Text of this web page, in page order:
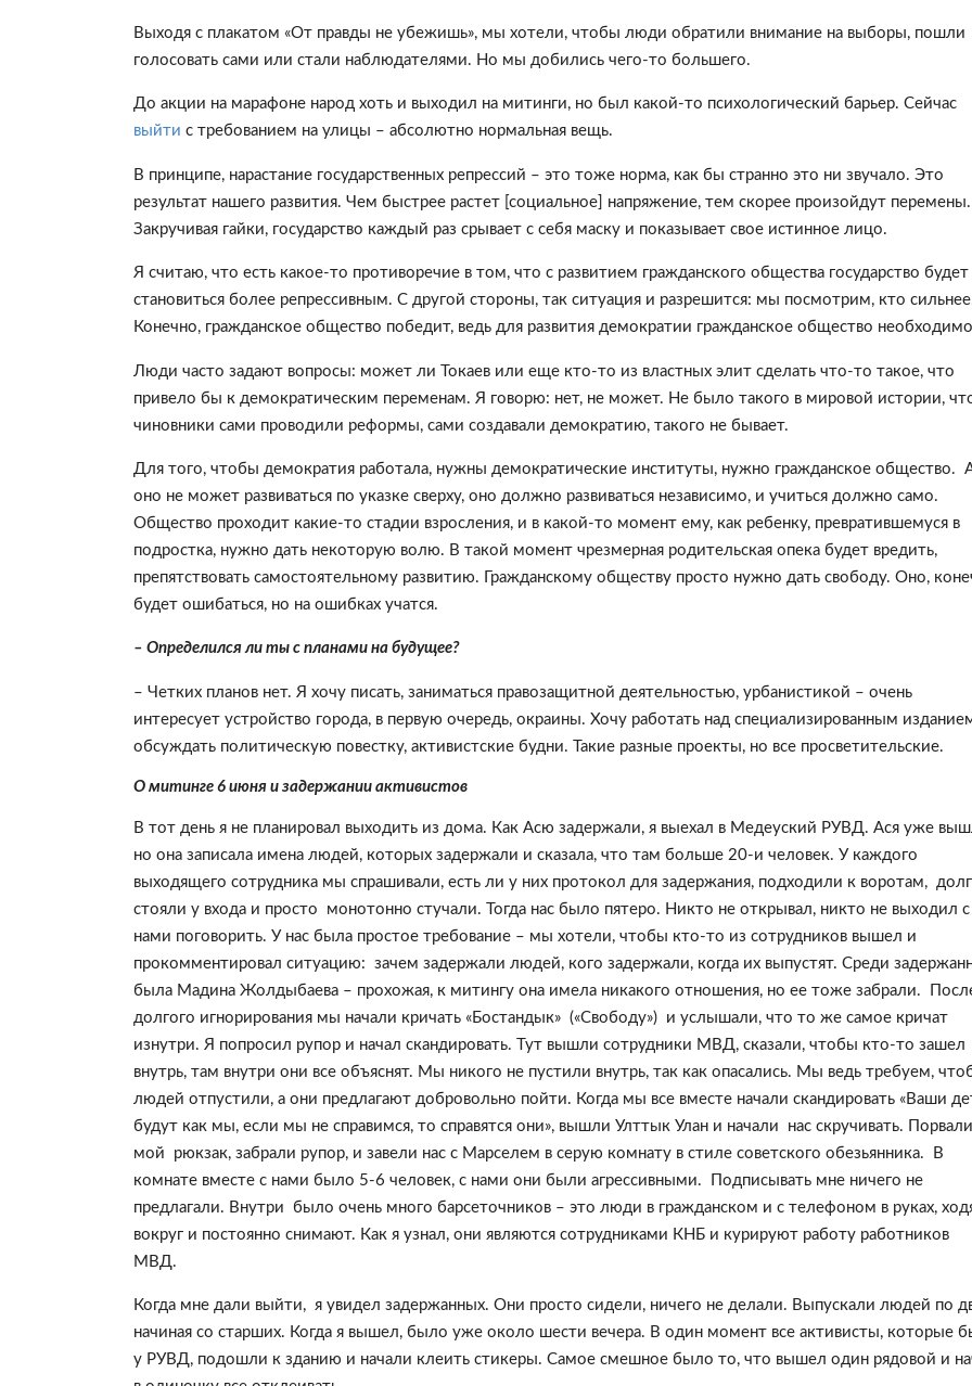
Выходя с плакатом «От правды не убежишь», мы хотели, чтобы люди обратили внимание на выборы, пошли
голосовать сами или стали наблюдателями. Но мы добились чего-то большего.
До акции на марафоне народ хоть и выходил на митинги, но был какой-то психологический барьер. Сейчас
выйти с требованием на улицы – абсолютно нормальная вещь.
В принципе, нарастание государственных репрессий – это тоже норма, как бы странно это ни звучало. Это
результат нашего развития. Чем быстрее растет [социальное] напряжение, тем скорее произойдут перемены.
Закручивая гайки, государство каждый раз срывает с себя маску и показывает свое истинное лицо.
Я считаю, что есть какое-то противоречие в том, что с развитием гражданского общества государство будет
становиться более репрессивным. С другой стороны, так ситуация и разрешится: мы посмотрим, кто
Конечно, гражданское общество победит, ведь для развития демократии гражданское общество
Люди часто задают вопросы: может ли Токаев или еще кто-то из властных элит сделать что-то такое, что
привело бы к демократическим переменам. Я говорю: нет, не может. Не было такого в мировой истории,
чиновники сами проводили реформы, сами создавали демократию, такого не бывает.
Для того, чтобы демократия работала, нужны демократические институты, нужно гражданское общество.
оно не может развиваться по указке сверху, оно должно развиваться независимо, и учиться должно само.
Общество проходит какие-то стадии взросления, и в какой-то момент ему, как ребенку, превратившемуся в
подростка, нужно дать некоторую волю. В такой момент чрезмерная родительская опека будет вредить,
препятствовать самостоятельному развитию. Гражданскому обществу просто нужно дать свободу. Оно,
будет ошибаться, но на ошибках учатся.
– Определился ли ты с планами на будущее?
– Четких планов нет. Я хочу писать, заниматься правозащитной деятельностью, урбанистикой – очень
интересует устройство города, в первую очередь, окраины. Хочу работать над специализированным
обсуждать политическую повестку, активистские будни. Такие разные проекты, но все просветительские.
О митинге 6 июня и задержании активистов
В тот день я не планировал выходить из дома. Как Асю задержали, я выехал в Медеуский РУВД. Ася уже
но она записала имена людей, которых задержали и сказала, что там больше 20-и человек. У каждого
выходящего сотрудника мы спрашивали, есть ли у них протокол для задержания, подходили к воротам,
стояли у входа и просто монотонно стучали. Тогда нас было пятеро. Никто не открывал, никто не выходил с
нами поговорить. У нас была простое требование – мы хотели, чтобы кто-то из сотрудников вышел и
прокомментировал ситуацию: зачем задержали людей, кого задержали, когда их выпустят. Среди
была Мадина Жолдыбаева – прохожая, к митингу она имела никакого отношения, но ее тоже забрали.
долгого игнорирования мы начали кричать «Бостандык» («Свободу») и услышали, что то же самое кричат
изнутри. Я попросил рупор и начал скандировать. Тут вышли сотрудники МВД, сказали, чтобы кто-то зашел
внутрь, там внутри они все объяснят. Мы никого не пустили внутрь, так как опасались. Мы ведь требуем,
людей отпустили, а они предлагают добровольно пойти. Когда мы все вместе начали скандировать «Ваши
будут как мы, если мы не справимся, то справятся они», вышли Улттык Улан и начали нас скручивать. Порвали
мой рюкзак, забрали рупор, и завели нас с Марселем в серую комнату в стиле советского обезьянника. В
комнате вместе с нами было 5-6 человек, с нами они были агрессивными. Подписывать мне ничего не
предлагали. Внутри было очень много барсеточников – это люди в гражданском и с телефоном в руках,
вокруг и постоянно снимают. Как я узнал, они являются сотрудниками КНБ и курируют работу работников
МВД.
Когда мне дали выйти, я увидел задержанных. Они просто сидели, ничего не делали. Выпускали людей по
начиная со старших. Когда я вышел, было уже около шести вечера. В один момент все активисты, которые
у РУВД, подошли к зданию и начали клеить стикеры. Самое смешное было то, что вышел один рядовой и